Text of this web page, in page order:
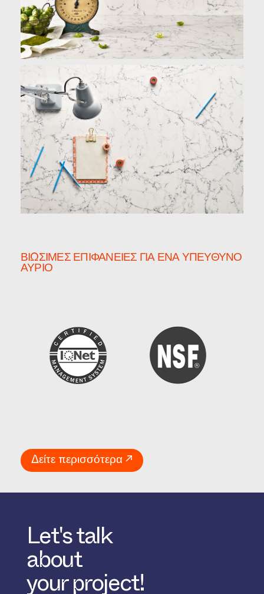
ΒΙΏΣΙΜΕΣ ΕΠΙΦΆΝΕΙΕΣ ΓΙΑ ΈΝΑ ΥΠΕΎΘΥΝΟ
ΑΎΡΙΟ
Δείτε περισσότερα ↗
Let's talk
about
your project!